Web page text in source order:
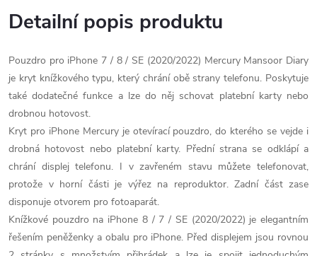
Detailní popis produktu
Pouzdro pro iPhone 7 / 8 / SE (2020/2022) Mercury Mansoor Diary
je kryt knížkového typu, který chrání obě strany telefonu. Poskytuje
také dodatečné funkce a lze do něj schovat platební karty nebo
drobnou hotovost.
Kryt pro iPhone Mercury je otevírací pouzdro, do kterého se vejde i
drobná hotovost nebo platební karty. Přední strana se odklápí a
chrání displej telefonu. I v zavřeném stavu můžete telefonovat,
protože v horní části je výřez na reproduktor. Zadní část zase
disponuje otvorem pro fotoaparát.
Knížkové pouzdro na iPhone 8 / 7 / SE (2020/2022) je elegantním
řešením peněženky a obalu pro iPhone. Před displejem jsou rovnou